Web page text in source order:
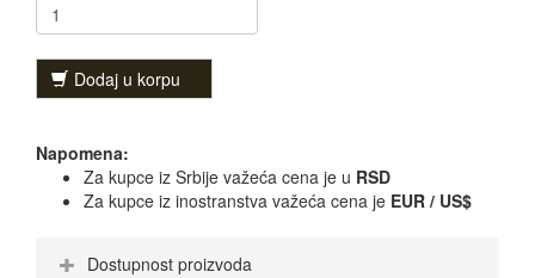
Dodaj u korpu
Napomena:
Za kupce iz Srbije važeća cena je u RSD
Za kupce iz inostranstva važeća cena je EUR / US$
Dostupnost proizvoda